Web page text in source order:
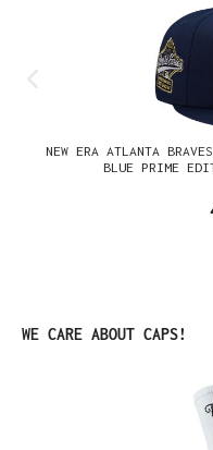
NEW ERA ATLANTA
BLUE PRIME
Produktgalerie
WE CARE ABOUT CAPS!